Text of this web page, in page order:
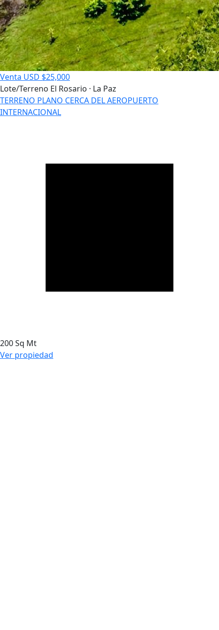
Venta USD $25,000
Lote/Terreno El Rosario · La Paz
TERRENO PLANO CERCA DEL AEROPUERTO
INTERNACIONAL
200 Sq Mt
Ver propiedad